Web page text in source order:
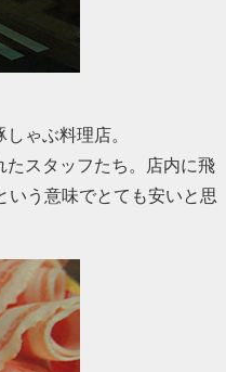
ゃぶ料理店。
スタッフたち。店内に飛
いう意味でとても安いと思